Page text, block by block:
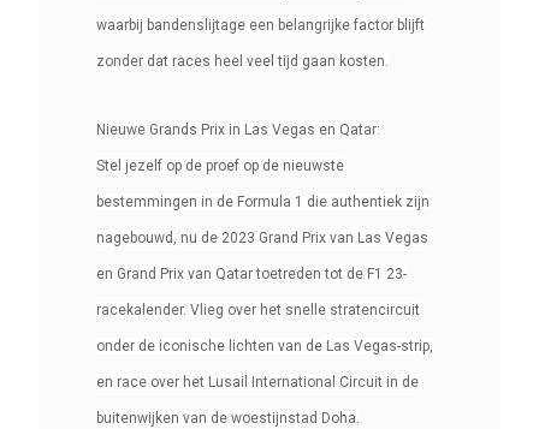
waarbij bandenslijtage een belangrijke factor blijft
zonder dat races heel veel tijd gaan kosten.
Nieuwe Grands Prix in Las Vegas en Qatar:
Stel jezelf op de proef op de nieuwste
bestemmingen in de Formula 1 die authentiek zijn
nagebouwd, nu de 2023 Grand Prix van Las Vegas
en Grand Prix van Qatar toetreden tot de F1 23-
racekalender. Vlieg over het snelle stratencircuit
onder de iconische lichten van de Las Vegas-strip,
en race over het Lusail International Circuit in de
buitenwijken van de woestijnstad Doha.